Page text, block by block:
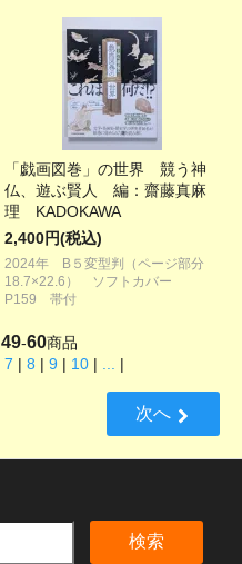
「戯画図巻」の世界 競う神
仏、遊ぶ賢人 編：齋藤真麻
理 KADOKAWA
2,400円(税込)
2024年 B５変型判（ページ部分
18.7×22.6） ソフトカバー
P159 帯付
49-60商品
7 | 8 | 9 | 10 | ... |
次へ
検索